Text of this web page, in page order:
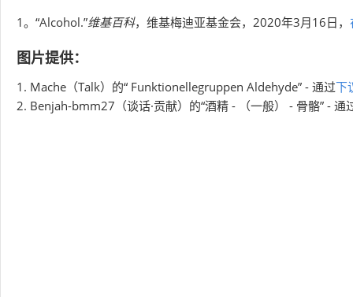
1。“Alcohol.”维基百科，维基梅迪亚基金会，2020年3月16日，
图片提供：
1. Mache（Talk）的“ Funktionellegruppen Aldehyde” - 通过下
2. Benjah-bmm27（谈话·贡献）的“酒精 - （一般） - 骨骼” - 通